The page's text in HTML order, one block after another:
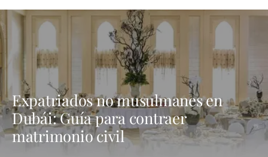
Expatriados no musulmanes en
Dubái: Guía para contraer
matrimonio civil